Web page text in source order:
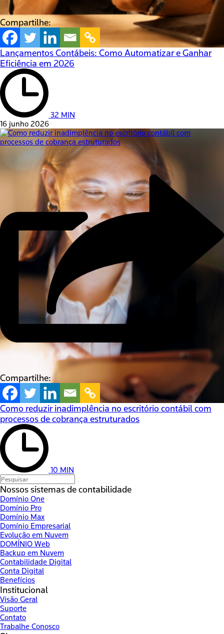
Compartilhe:
Lançamentos Contábeis: Como Automatizar e Ganhar
Eficiência em 2026
32 MIN
16 junho 2026
Compartilhe:
Como reduzir inadimplência no escritório contábil com
processos de cobrança estruturados
10 MIN
Nossos sistemas de contabilidade
Domínio One
Domínio Pro
Domínio Max
Domínio Empresarial
Evolução em Nuvem
DOMÍNIO Web
Backup em Nuvem
Contabilidade Digital
Conta Digital
Benefícios
Institucional
Visão Geral
Suporte
Contato
Trabalhe Conosco